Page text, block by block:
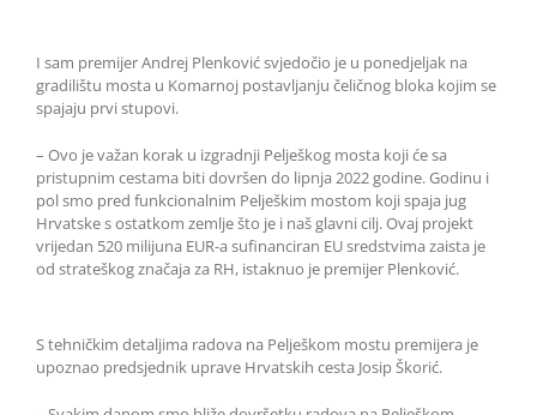
I sam premijer Andrej Plenković svjedočio je u ponedjeljak na
gradilištu mosta u Komarnoj postavljanju čeličnog bloka kojim se
spajaju prvi stupovi.
– Ovo je važan korak u izgradnji Pelješkog mosta koji će sa
pristupnim cestama biti dovršen do lipnja 2022 godine. Godinu i
pol smo pred funkcionalnim Pelješkim mostom koji spaja jug
Hrvatske s ostatkom zemlje što je i naš glavni cilj. Ovaj projekt
vrijedan 520 milijuna EUR-a sufinanciran EU sredstvima zaista je
od strateškog značaja za RH, istaknuo je premijer Plenković.
S tehničkim detaljima radova na Pelješkom mostu premijera je
upoznao predsjednik uprave Hrvatskih cesta Josip Škorić.